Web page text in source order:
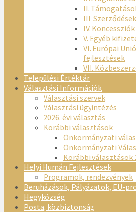
II.
III. Szerződések
IV. Koncessziók
V. Egyéb
VI. Európai
fejlesztések
VII.
Települési Értéktár
Választási Információk
Választási szervek
Választási ügyintézés
2026. évi választás
Korábbi választások
Önkormányzati
Önkormányzati
Korábbi választások
Helyi Humán Fejlesztések
Programok, rendezvények
Beruházások, Pályázatok, EU-
Hegyközség
Posta, közbiztonság